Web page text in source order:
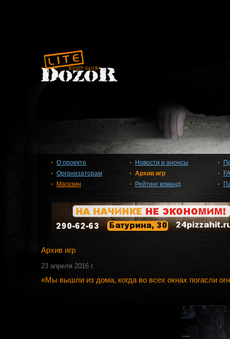
О проекте
Организаторам
Магазин
Новости и анонсы
Архив игр
Рейтинг команд
Архив игр
23 апреля 2016 г.
«Мы вышли из дома, когда во всех окнах погасли